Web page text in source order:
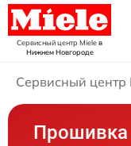
Сервисный центр Mieleв
Нижнем Новгороде
Сервисный центр
Прошивка